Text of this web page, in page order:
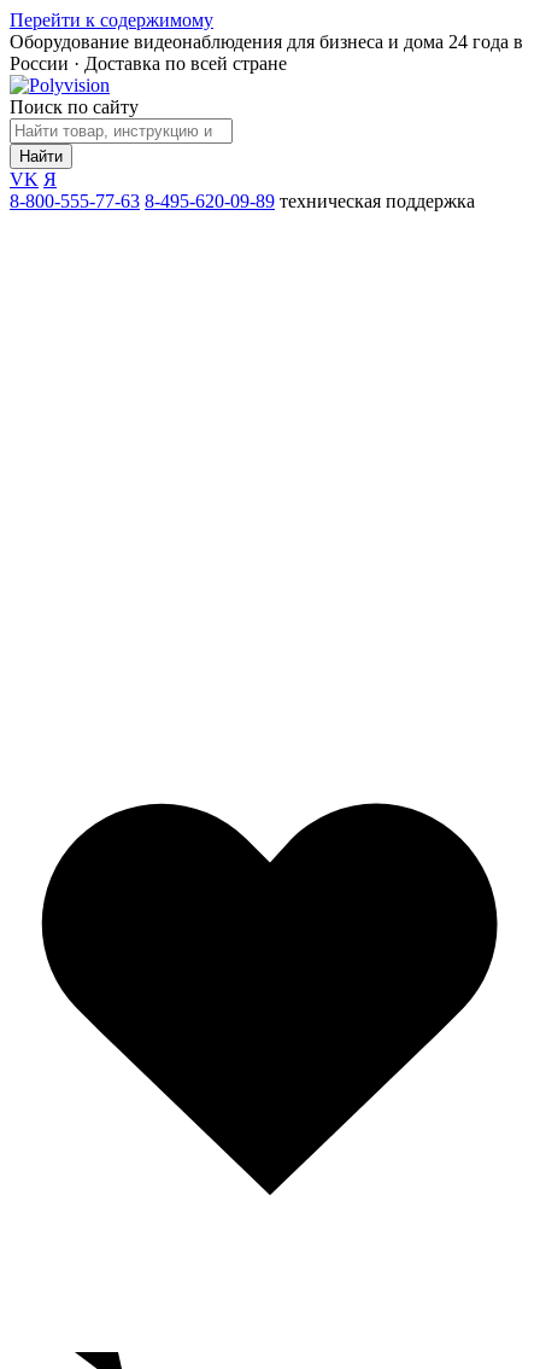
Перейти к содержимому
Оборудование видеонаблюдения для бизнеса и дома 24 года в
России · Доставка по всей стране
Поиск по сайту
Найти
VK Я
8-800-555-77-63 8-495-620-09-89 техническая поддержка